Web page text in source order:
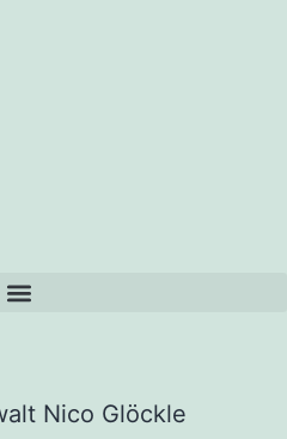
Nico Glöckle